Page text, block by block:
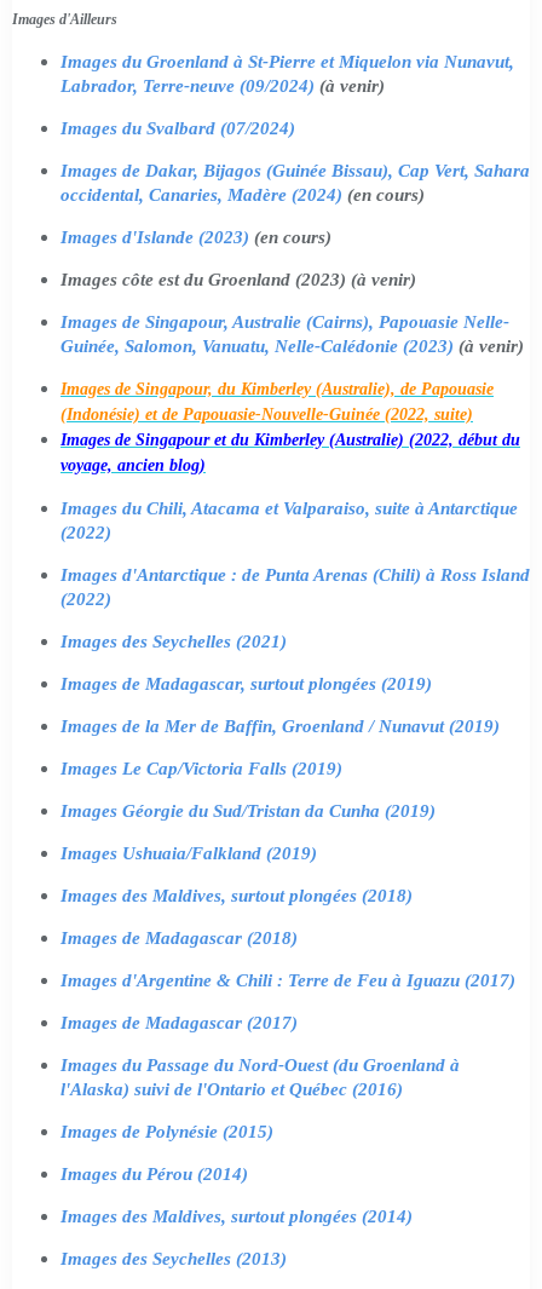
Images d'Ailleurs
Images du Groenland à St-Pierre et Miquelon via Nunavut,
Labrador, Terre-neuve (09/2024) (à venir)
Images du Svalbard (07/2024)
Images de Dakar, Bijagos (Guinée Bissau), Cap Vert, Sahara
occidental, Canaries, Madère (2024) (en cours)
Images d'Islande (2023) (en cours)
Images côte est du Groenland (2023) (à venir)
Images de Singapour, Australie (Cairns), Papouasie Nelle-
Guinée, Salomon, Vanuatu, Nelle-Calédonie (2023) (à venir)
Images de Singapour, du Kimberley (Australie), de Papouasie
(Indonésie) et de Papouasie-Nouvelle-Guinée (2022, suite)
Images de Singapour et du Kimberley (Australie) (2022, début du
voyage, ancien blog)
Images du Chili, Atacama et Valparaiso, suite à Antarctique
(2022)
Images d'Antarctique : de Punta Arenas (Chili) à Ross Island
(2022)
Images des Seychelles (2021)
Images de Madagascar, surtout plongées (2019)
Images de la Mer de Baffin, Groenland / Nunavut (2019)
Images Le Cap/Victoria Falls (2019)
Images Géorgie du Sud/Tristan da Cunha (2019)
Images Ushuaia/Falkland (2019)
Images des Maldives, surtout plongées (2018)
Images de Madagascar (2018)
Images d'Argentine & Chili : Terre de Feu à Iguazu (2017)
Images de Madagascar (2017)
Images du Passage du Nord-Ouest (du Groenland à
l'Alaska) suivi de l'Ontario et Québec (2016)
Images de Polynésie (2015)
Images du Pérou (2014)
Images des Maldives, surtout plongées (2014)
Images des Seychelles (2013)